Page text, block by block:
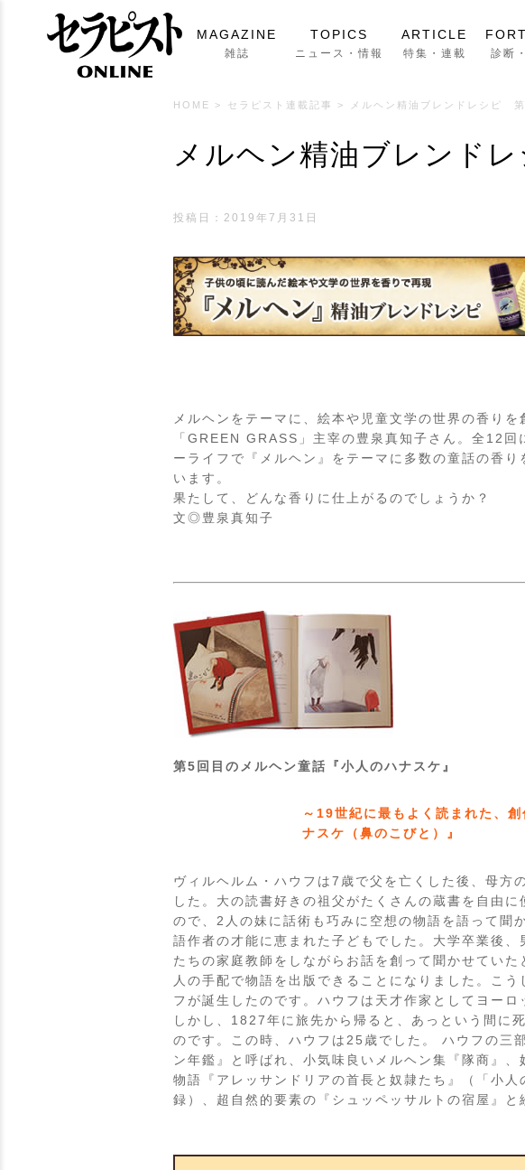
MAGAZINE
雑誌
TOPICS
ニュース・情報
ARTICLE
特集・連載 診断
HOME > セラピスト連載記事 > メルヘン精油ブレンドレシピ
メルヘン精油ブレンド
投稿日：2019年7月31日
メルヘンをテーマに、絵本や児童文学の世界の香りを
「GREEN GRASS」主宰の豊泉真知子さん。全12回
ーライフで『メルヘン』をテーマに多数の童話の香り
います。
果たして、どんな香りに仕上がるのでしょうか？
文◎豊泉真知子
第5回目のメルヘン童話『小人のハナスケ』
～19世紀に最もよく読まれた、
ナスケ（鼻のこびと）』
ヴィルヘルム・ハウフは7歳で父を亡くした後、母方
した。大の読書好きの祖父がたくさんの蔵書を自由に
ので、2人の妹に話術も巧みに空想の物語を語って聞
語作者の才能に恵まれた子どもでした。大学卒業後、
たちの家庭教師をしながらお話を創って聞かせていた
人の手配で物語を出版できることになりました。こう
フが誕生したのです。ハウフは天才作家としてヨーロ
しかし、1827年に旅先から帰ると、あっという間に
のです。この時、ハウフは25歳でした。 ハウフの三
ン年鑑』と呼ばれ、小気味良いメルヘン集『隊商』、
物語『アレッサンドリアの首長と奴隷たち』（「小人
録）、超自然的要素の『シュッペッサルトの宿屋』と